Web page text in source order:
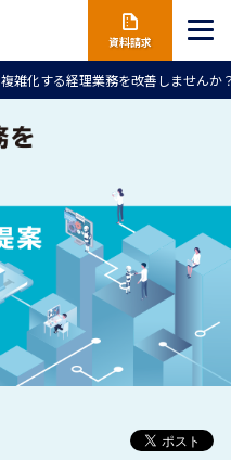
資料請求
複雑化する経理業務を改善しませんか